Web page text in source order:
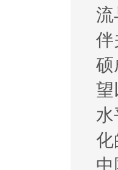
流
伴
硕
望
化